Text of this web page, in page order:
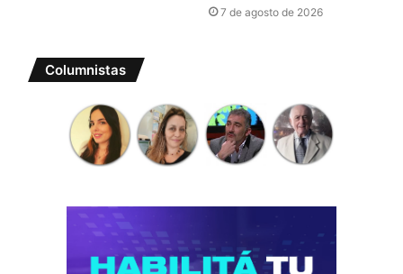
7 de agosto de 2026
Columnistas